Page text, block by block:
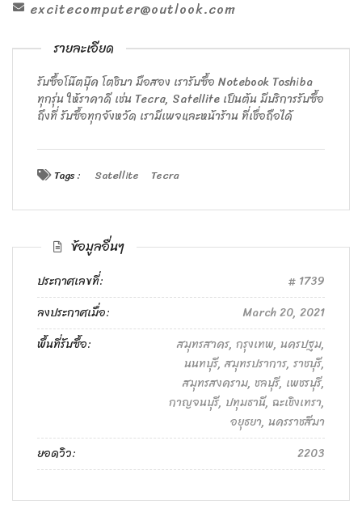
excitecomputer@outlook.com
รายละเอียด
รับซื้อโน๊ตบุ๊ค โตชิบา มือสอง เรารับซื้อ Notebook Toshiba
ทุกรุ่น ให้ราคาดี เช่น Tecra, Satellite เป็นต้น มีบริการรับซื้อ
ถึงที่ รับซื้อทุกจังหวัด เรามีเพจและหน้าร้าน ที่เชื่อถือได้
Tags : Satellite Tecra
ข้อมูลอื่นๆ
ประกาศเลขที่:
1739
ลงประกาศเมื่อ:
March 20, 2021
พื้นที่รับซื้อ:
สมุทรสาคร, กรุงเทพ, นครปฐม,
นนทบุรี, สมุทรปราการ, ราชบุรี,
สมุทรสงคราม, ชลบุรี, เพชรบุรี,
กาญจนบุรี, ปทุมธานี, ฉะเชิงเทรา,
อยุธยา, นครราชสีมา
ยอดวิว:
2203